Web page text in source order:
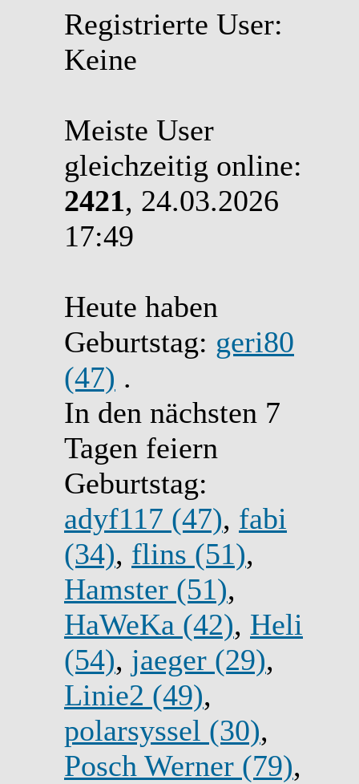
Registrierte User:
Keine
Meiste User
gleichzeitig online:
2421, 24.03.2026
17:49
Heute haben
Geburtstag: geri80
(47) .
In den nächsten 7
Tagen feiern
Geburtstag:
adyf117 (47), fabi
(34), flins (51),
Hamster (51),
HaWeKa (42), Heli
(54), jaeger (29),
Linie2 (49),
polarsyssel (30),
Posch Werner (79),